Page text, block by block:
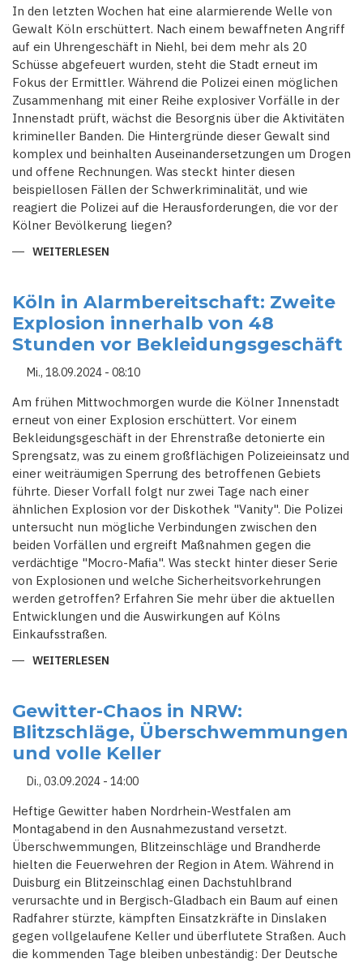
In den letzten Wochen hat eine alarmierende Welle von
Gewalt Köln erschüttert. Nach einem bewaffneten Angriff
auf ein Uhrengeschäft in Niehl, bei dem mehr als 20
Schüsse abgefeuert wurden, steht die Stadt erneut im
Fokus der Ermittler. Während die Polizei einen möglichen
Zusammenhang mit einer Reihe explosiver Vorfälle in der
Innenstadt prüft, wächst die Besorgnis über die Aktivitäten
krimineller Banden. Die Hintergründe dieser Gewalt sind
komplex und beinhalten Auseinandersetzungen um Drogen
und offene Rechnungen. Was steckt hinter diesen
beispiellosen Fällen der Schwerkriminalität, und wie
reagiert die Polizei auf die Herausforderungen, die vor der
Kölner Bevölkerung liegen?
WEITERLESEN
BESCHUSS:
EIN
STADTTEIL
IM
VISIER
DER
ORGANISIERTEN
KRIMINALITÄT
Köln in Alarmbereitschaft: Zweite
Explosion innerhalb von 48
Stunden vor Bekleidungsgeschäft
Mi., 18.09.2024 - 08:10
Am frühen Mittwochmorgen wurde die Kölner Innenstadt
erneut von einer Explosion erschüttert. Vor einem
Bekleidungsgeschäft in der Ehrenstraße detonierte ein
Sprengsatz, was zu einem großflächigen Polizeieinsatz und
einer weiträumigen Sperrung des betroffenen Gebiets
führte. Dieser Vorfall folgt nur zwei Tage nach einer
ähnlichen Explosion vor der Diskothek "Vanity". Die Polizei
untersucht nun mögliche Verbindungen zwischen den
beiden Vorfällen und ergreift Maßnahmen gegen die
verdächtige "Mocro-Mafia". Was steckt hinter dieser Serie
von Explosionen und welche Sicherheitsvorkehrungen
werden getroffen? Erfahren Sie mehr über die aktuellen
Entwicklungen und die Auswirkungen auf Kölns
Einkaufsstraßen.
WEITERLESEN
ZWEITE
EXPLOSION
INNERHALB
VON
48
STUNDEN
VOR
BEKLEIDUNGSGESCHÄFT
Gewitter-Chaos in NRW:
Blitzschläge, Überschwemmungen
und volle Keller
Di., 03.09.2024 - 14:00
Heftige Gewitter haben Nordrhein-Westfalen am
Montagabend in den Ausnahmezustand versetzt.
Überschwemmungen, Blitzeinschläge und Brandherde
hielten die Feuerwehren der Region in Atem. Während in
Duisburg ein Blitzeinschlag einen Dachstuhlbrand
verursachte und in Bergisch-Gladbach ein Baum auf einen
Radfahrer stürzte, kämpften Einsatzkräfte in Dinslaken
gegen vollgelaufene Keller und überflutete Straßen. Auch
die kommenden Tage bleiben unbeständig: Der Deutsche